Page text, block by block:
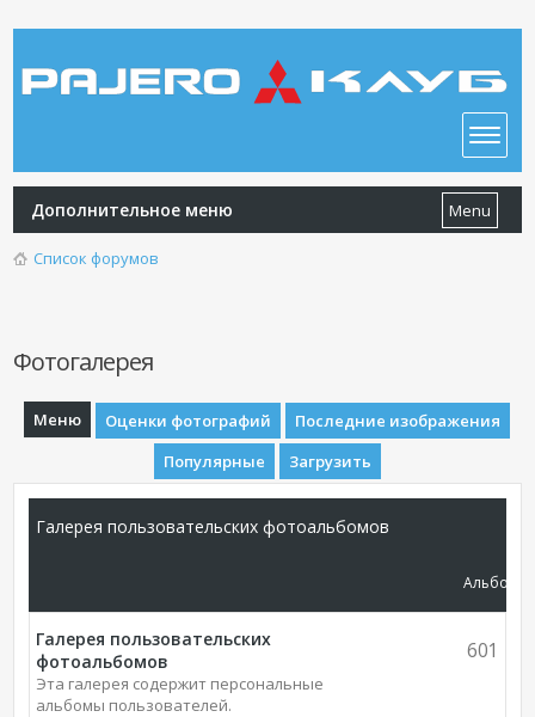
Дополнительное меню Menu
Список форумов
Фотогалерея
Меню Оценки фотографий
Последние изображения
Популярные
Загрузить
Галерея пользовательских фотоальбомов
Альбомы
Галерея пользовательских
фотоальбомов
Эта галерея содержит персональные
альбомы пользователей.
601